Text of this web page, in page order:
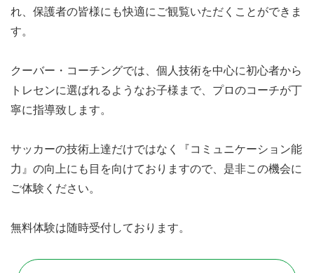
れ、保護者の皆様にも快適にご観覧いただくことができま
す。
クーバー・コーチングでは、個人技術を中心に初心者から
トレセンに選ばれるようなお子様まで、プロのコーチが丁
寧に指導致します。
サッカーの技術上達だけではなく『コミュニケーション能
力』の向上にも目を向けておりますので、是非この機会に
ご体験ください。
無料体験は随時受付しております。